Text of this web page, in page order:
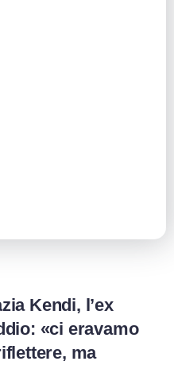
Kendi, l’ex
«ci eravamo
ma